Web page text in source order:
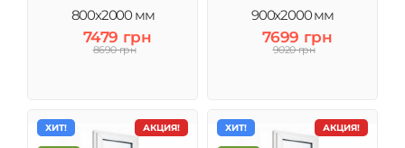
800x2000 мм
7479 грн
8690 грн
900x2000 мм
7699 грн
9020 грн
АКЦИЯ!
ХИТ! АКЦИЯ!
ХИТ!